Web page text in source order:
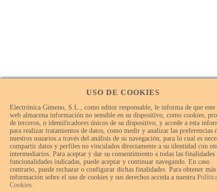
USO DE COOKIES
Electrónica Gimeno, S.L., como editor responsable, le informa de que
web almacena información no sensible en su dispositivo, como cookies,
de terceros, o identificadores únicos de su dispositivo, y accede a esta
para realizar tratamientos de datos, como medir y analizar las preferencias
nuestros usuarios a través del análisis de su navegación, para lo cual es
compartir datos y perfiles no vinculados directamente a su identidad con
intermediarios. Para aceptar y dar su consentimiento a todas las finalidades
funcionalidades indicadas, puede aceptar y continuar navegando. En caso
contrario, puede rechazar o configurar dichas finalidades. Para obtener más
información sobre el uso de cookies y sus derechos acceda a nuestra
Cookies.